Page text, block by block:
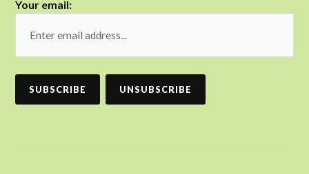
Your email: